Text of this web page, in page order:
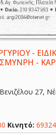
-
-
27,
Κινητό: